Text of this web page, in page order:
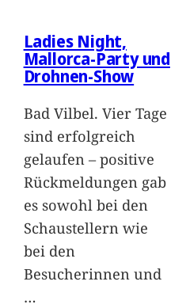
Ladies Night,
Mallorca-Party und
Drohnen-Show
Bad Vilbel. Vier Tage
sind erfolgreich
gelaufen – positive
Rückmeldungen gab
es sowohl bei den
Schaustellern wie
bei den
Besucherinnen und
…